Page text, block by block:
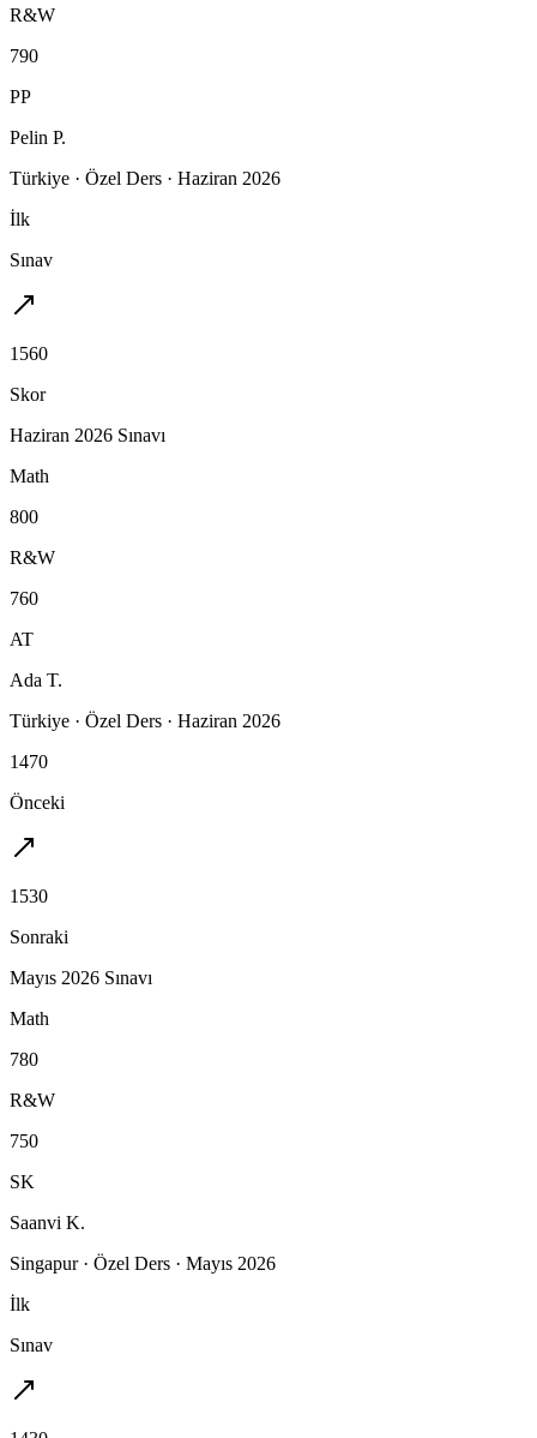
R&W
790
PP
Pelin P.
Türkiye · Özel Ders · Haziran 2026
İlk
Sınav
1560
Skor
Haziran 2026 Sınavı
Math
800
R&W
760
AT
Ada T.
Türkiye · Özel Ders · Haziran 2026
1470
Önceki
1530
Sonraki
Mayıs 2026 Sınavı
Math
780
R&W
750
SK
Saanvi K.
Singapur· Özel Ders · Mayıs 2026
İlk
Sınav